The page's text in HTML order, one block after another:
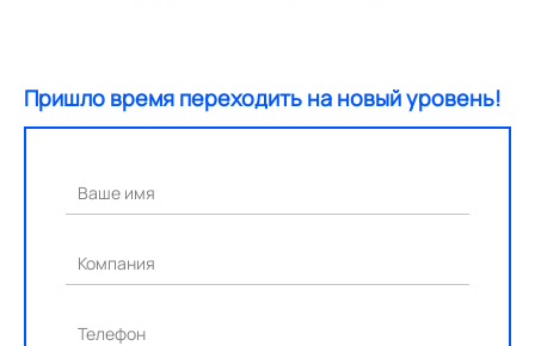
Пришло время переходить на новый уровень!
Ваше имя
Компания
Телефон